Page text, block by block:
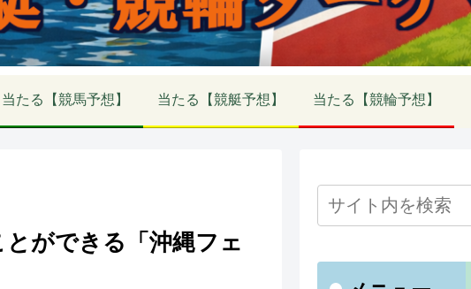
当たる【競馬予想】 当たる【競艇予想】 当たる【競輪予想】
ができる「沖縄フェ